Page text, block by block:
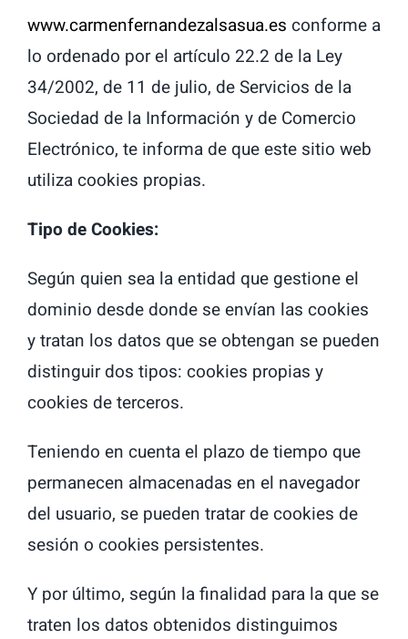
www.carmenfernandezalsasua.es conforme a
lo ordenado por el artículo 22.2 de la Ley
34/2002, de 11 de julio, de Servicios de la
Sociedad de la Información y de Comercio
Electrónico, te informa de que este sitio web
utiliza cookies propias.
Tipo de Cookies:
Según quien sea la entidad que gestione el
dominio desde donde se envían las cookies
y tratan los datos que se obtengan se pueden
distinguir dos tipos: cookies propias y
cookies de terceros.
Teniendo en cuenta el plazo de tiempo que
permanecen almacenadas en el navegador
del usuario, se pueden tratar de cookies de
sesión o cookies persistentes.
Y por último, según la finalidad para la que se
traten los datos obtenidos distinguimos